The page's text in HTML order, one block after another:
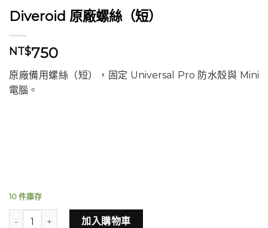
Diveroid 原廠螺絲（短）
NT$750
原廠備用螺絲（短），固定 Universal Pro 防水殼與 Mini
電腦。
10 件庫存
Diveroid 原廠螺絲（短） 數量
加入購物車